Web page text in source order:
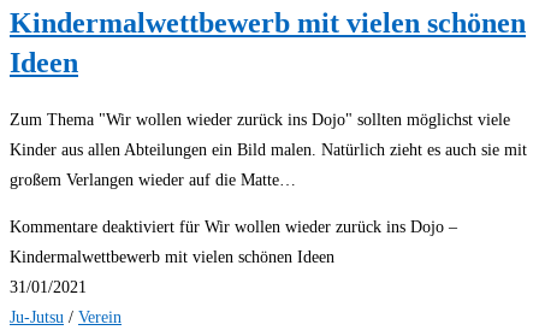
Kindermalwettbewerb mit vielen schönen
Ideen
Zum Thema "Wir wollen wieder zurück ins Dojo" sollten möglichst viele
Kinder aus allen Abteilungen ein Bild malen. Natürlich zieht es auch sie mit
großem Verlangen wieder auf die Matte…
Kommentare deaktiviert für Wir wollen wieder zurück ins Dojo –
Kindermalwettbewerb mit vielen schönen Ideen
31/01/2021
Ju-Jutsu / Verein